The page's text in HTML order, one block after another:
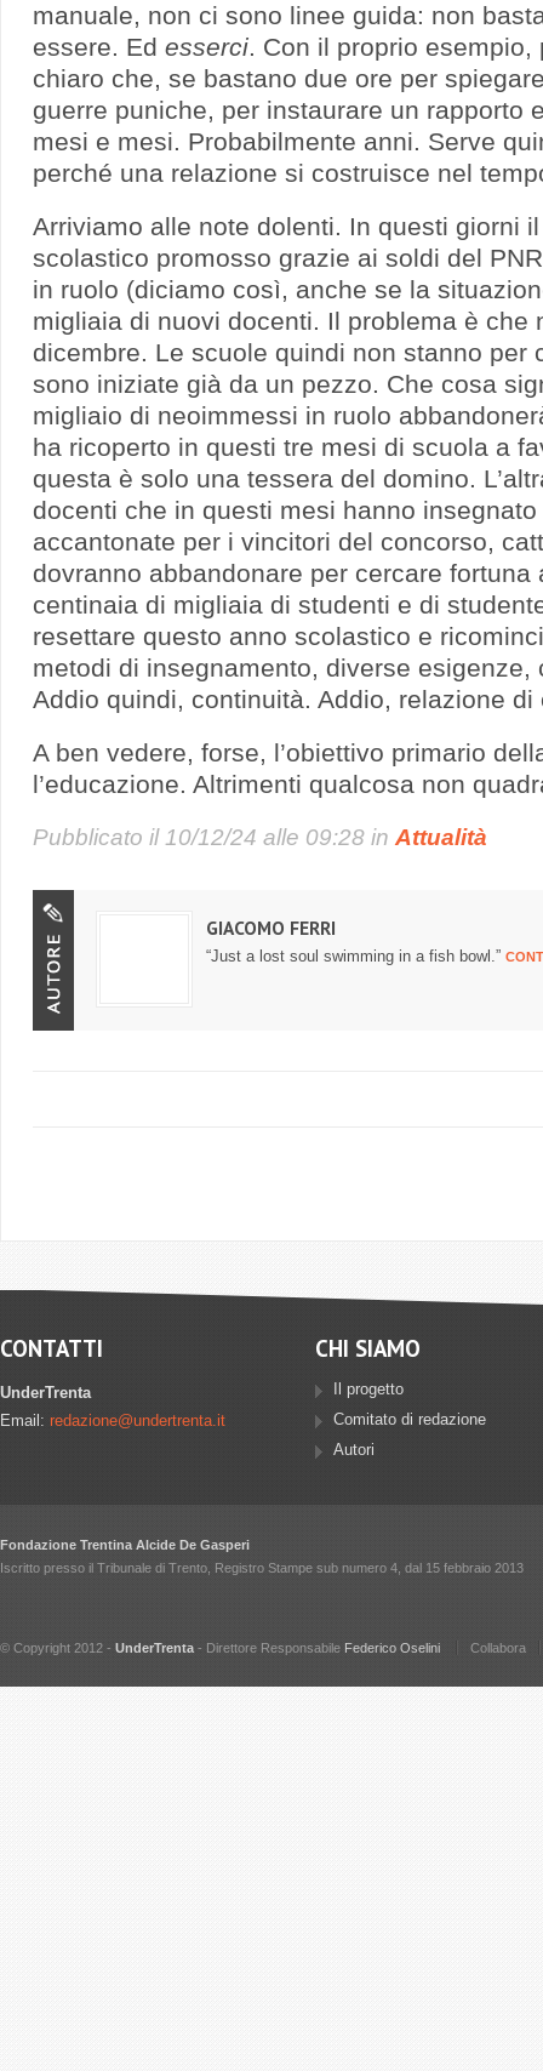
manuale, non ci sono linee guida: non
essere. Ed esserci. Con il proprio
chiaro che, se bastano due ore per
guerre puniche, per instaurare un rapporto
mesi e mesi. Probabilmente anni. Serve
perché una relazione si costruisce nel
Arriviamo alle note dolenti. In questi giorni
scolastico promosso grazie ai soldi del
in ruolo (diciamo così, anche se la
migliaia di nuovi docenti. Il problema è che
dicembre. Le scuole quindi non stanno per
sono iniziate già da un pezzo. Che cosa
migliaio di neoimmessi in ruolo
ha ricoperto in questi tre mesi di scuola a
questa è solo una tessera del domino.
docenti che in questi mesi hanno
accantonate per i vincitori del concorso,
dovranno abbandonare per cercare fortuna
centinaia di migliaia di studenti e di
resettare questo anno scolastico e
metodi di insegnamento, diverse esigenze,
Addio quindi, continuità. Addio, relazione
A ben vedere, forse, l’obiettivo primario
l’educazione. Altrimenti qualcosa non
Pubblicato il 10/12/24 alle 09:28 in Attualità
GIACOMO FERRI
“Just a lost soul swimming in a fish bowl.”
CONTATTI
UnderTrenta
Email: redazione@undertrenta.it
CHI SIAMO
Il progetto
Comitato di redazione
Autori
Fondazione Trentina Alcide De Gasperi
Iscritto presso il Tribunale di Trento, Registro Stampe sub numero 4, dal 15 febbraio 2013
© Copyright 2012 - UnderTrenta - Direttore Responsabile Federico Oselini Collabora